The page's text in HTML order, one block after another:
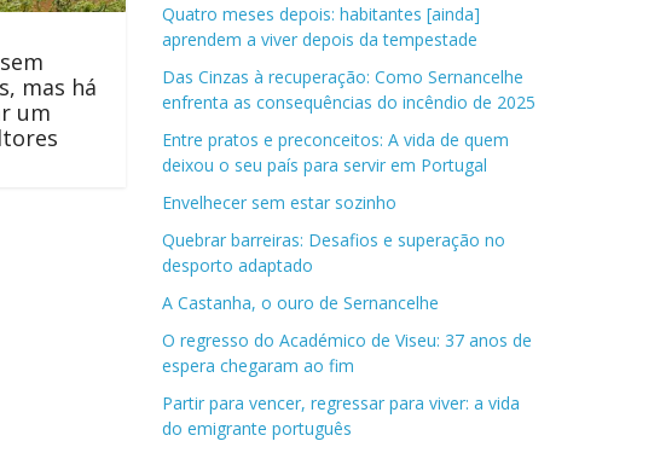
mas há
um
Quatro meses depois: habitantes [ainda]
aprendem a viver depois da tempestade
Das Cinzas à recuperação: Como Sernancelhe
enfrenta as consequências do incêndio de 2025
Entre pratos e preconceitos: A vida de quem
deixou o seu país para servir em Portugal
Envelhecer sem estar sozinho
Quebrar barreiras: Desafios e superação no
desporto adaptado
A Castanha, o ouro de Sernancelhe
O regresso do Académico de Viseu: 37 anos de
espera chegaram ao fim
Partir para vencer, regressar para viver: a vida
do emigrante português